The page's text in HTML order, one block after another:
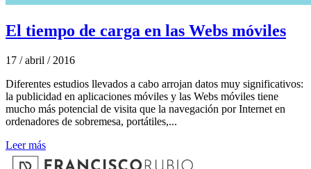
El tiempo de carga en las Webs móviles
17 / abril / 2016
Diferentes estudios llevados a cabo arrojan datos muy significativos:
la publicidad en aplicaciones móviles y las Webs móviles tiene
mucho más potencial de visita que la navegación por Internet en
ordenadores de sobremesa, portátiles,...
Leer más